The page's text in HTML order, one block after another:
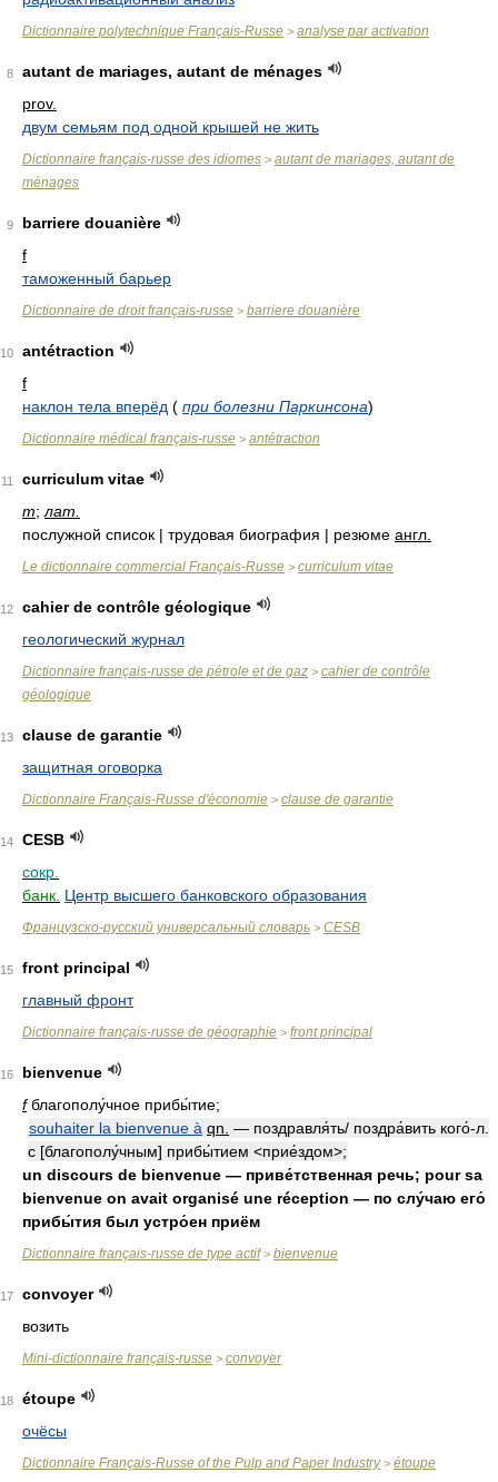
Dictionnaire polytechnique Français-Russe > analyse par activation
8
autant de mariages, autant de ménages
prov.
двум семьям под одной крышей не жить
Dictionnaire français-russe des idiomes > autant de mariages, autant de
ménages
9
barriere douanière
f
таможенный барьер
Dictionnaire de droit français-russe > barriere douanière
10
antétraction
f
наклон тела вперёд ( при болезни Паркинсона)
Dictionnaire médical français-russe > antétraction
11
curriculum vitae
m; лат.
послужной список | трудовая биография | резюме англ.
Le dictionnaire commercial Français-Russe > curriculum vitae
12
cahier de contrôle géologique
геологический журнал
Dictionnaire français-russe de pétrole et de gaz > cahier de contrôle
géologique
13
clause de garantie
защитная оговорка
Dictionnaire Français-Russe d'économie > clause de garantie
14
CESB
сокр.
банк. Центр высшего банковского образования
Французско-русский универсальный словарь > CESB
15
front principal
главный фронт
Dictionnaire français-russe de géographie > front principal
16
bienvenue
fблагополу́чное прибы́тие;
souhaiter la bienvenue à qn. — поздравля́ть/ поздра́вить кого́-л.
с [благополу́чным] прибы́тием <прие́здом>;
un discours de bienvenue — приве́тственная речь; pour sa
bienvenue on avait organisé une réception — по слу́чаю его́
прибы́тия был устро́ен приём
Dictionnaire français-russe de type actif> bienvenue
17
convoyer
возить
Mini-dictionnaire français-russe > convoyer
18
étoupe
очёсы
Dictionnaire Français-Russe of the Pulp and Paper Industry> étoupe